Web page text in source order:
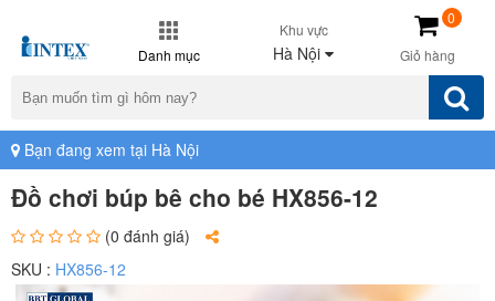
Danh mục
Khu vực
Hà Nội Giỏ hàng
0
Bạn đang xem tại Hà Nội
Đồ chơi búp bê cho bé HX856-12
(0 đánh giá)
SKU : HX856-12